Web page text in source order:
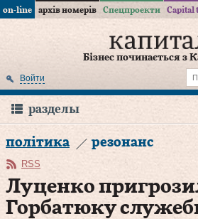
on-line архів номерів Спецпроекти Capital
Бізнес починається з
Войти
разделы
політика резонанс
RSS
Луценко
Горбатюку